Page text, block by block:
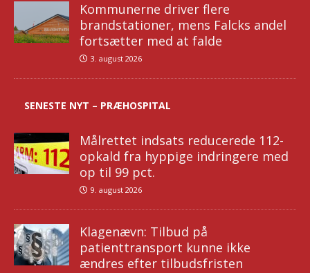
Kommunerne driver flere
brandstationer, mens Falcks andel
fortsætter med at falde
3. august 2026
SENESTE NYT – PRÆHOSPITAL
Målrettet indsats reducerede 112-
opkald fra hyppige indringere med
op til 99 pct.
9. august 2026
Klagenævn: Tilbud på
patienttransport kunne ikke
ændres efter tilbudsfristen